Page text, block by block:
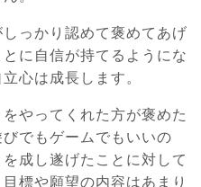
っかり認めて褒めてあげ
に自信が持てるようにな
心は成長します。
やってくれた方が褒めた
でもゲームでもいいの
成し遂げたことに対して
標や願望の内容はあまり